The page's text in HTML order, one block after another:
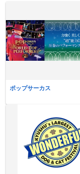
ポップサーカス